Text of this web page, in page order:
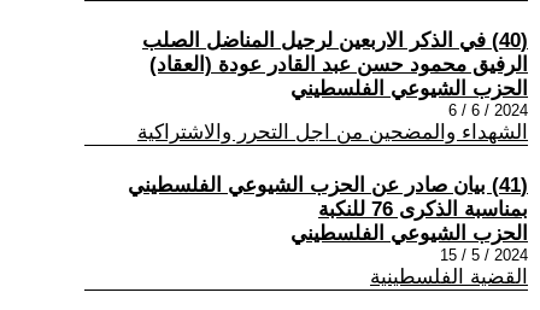
(40) في الذكر الاربعين لرحيل المناضل الصلب
الرفيق محمود حسن عبد القادر عودة (العقاد)
الحزب الشيوعي الفلسطيني
2024 / 6 / 6
الشهداء والمضحين من اجل التحرر والاشتراكية
(41) بيان صادر عن الحزب الشيوعي الفلسطيني
بمناسبة الذكرى 76 للنكبة
الحزب الشيوعي الفلسطيني
2024 / 5 / 15
القضية الفلسطينية